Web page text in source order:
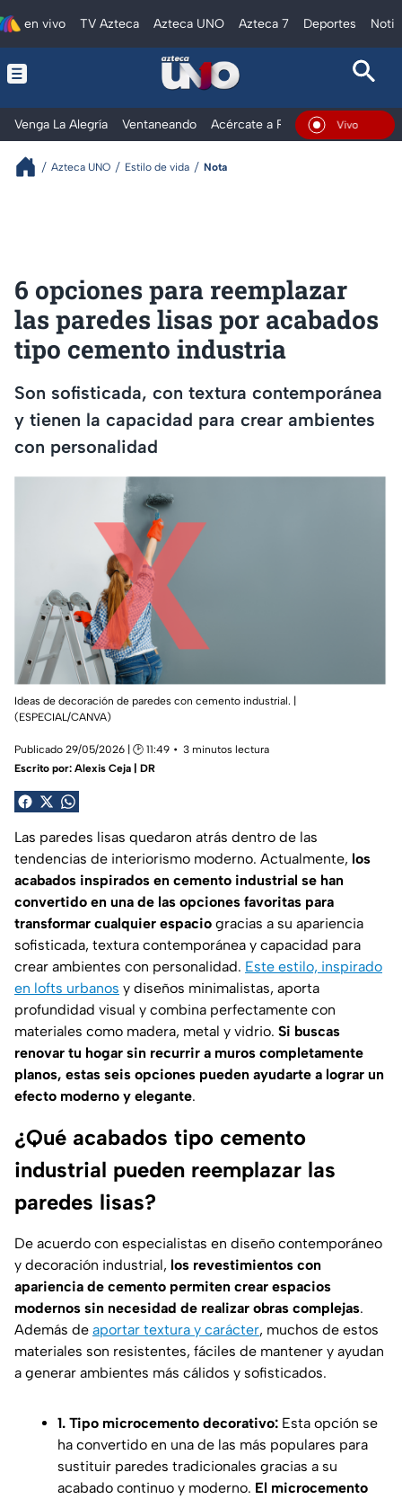
en vivo TV Azteca Azteca UNO Azteca 7 Deportes
Venga La Alegría Ventaneando Acércate a Rocío Al Extremo
En Vivo
Azteca UNO Estilo de vida Nota
6 opciones para reemplazar
las paredes lisas por acabados
tipo cemento industria
Son sofisticada, con textura contemporánea
y tienen la capacidad para crear ambientes
con personalidad
Ideas de decoración de paredes con cemento industrial. |
(ESPECIAL/CANVA)
Publicado 29/05/2026 | 🕑 11:49
3 minutos lectura
Escrito por: Alexis Ceja | DR
Las paredes lisas quedaron atrás dentro de las
tendencias de interiorismo moderno. Actualmente, los
acabados inspirados en cemento industrial se han
convertido en una de las opciones favoritas para
transformar cualquier espacio gracias a su apariencia
sofisticada, textura contemporánea y capacidad para
crear ambientes con personalidad. Este estilo, inspirado
en lofts urbanos y diseños minimalistas, aporta
profundidad visual y combina perfectamente con
materiales como madera, metal y vidrio. Si buscas
renovar tu hogar sin recurrir a muros completamente
planos, estas seis opciones pueden ayudarte a lograr un
efecto moderno y elegante.
¿Qué acabados tipo cemento
industrial pueden reemplazar las
paredes lisas?
De acuerdo con especialistas en diseño contemporáneo
y decoración industrial, los revestimientos con
apariencia de cemento permiten crear espacios
modernos sin necesidad de realizar obras complejas.
Además de aportar textura y carácter, muchos de estos
materiales son resistentes, fáciles de mantener y ayudan
a generar ambientes más cálidos y sofisticados.
1. Tipo microcemento decorativo: Esta opción se
ha convertido en una de las más populares para
sustituir paredes tradicionales gracias a su
acabado continuo y moderno. El microcemento